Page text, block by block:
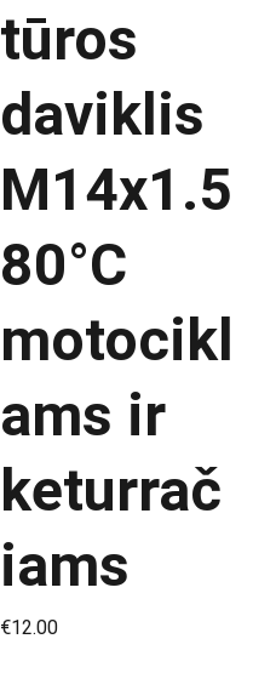
tūros
daviklis
M14x1.5
80°C
motocikl
ams ir
keturrač
iams
€12.00